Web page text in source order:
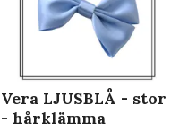
Vera LJUSBLÅ - stor
- hårklämma